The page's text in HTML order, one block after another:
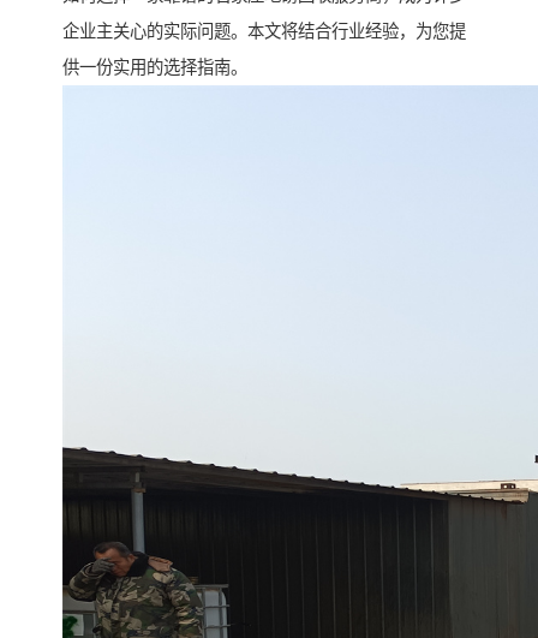
企业主关心的实际问题。本文将结合行业经验，为您提
供一份实用的选择指南。